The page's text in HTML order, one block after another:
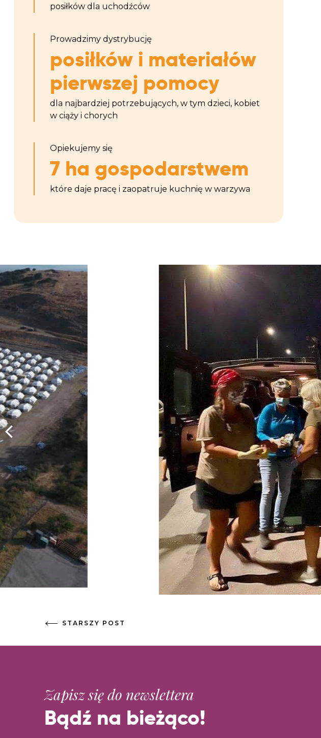
posiłków dla uchodźców
Prowadzimy dystrybucję
posiłków i materiałów
pierwszej pomocy
dla najbardziej potrzebujących, w tym dzieci, kobiet
w ciąży i chorych
Opiekujemy się
7 ha gospodarstwem
które daje pracę i zaopatruje kuchnię w warzywa
STARSZY POST
Zapisz się do newslettera
Bądź na bieżąco!